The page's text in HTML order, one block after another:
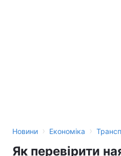
Новини › Економіка ›
Як перевірити